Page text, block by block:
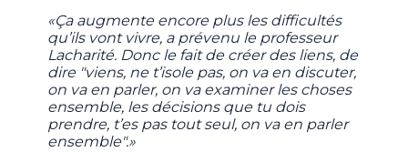
«Ça augmente encore plus les difficultés
qu’ils vont vivre, a prévenu le professeur
Lacharité. Donc le fait de créer des liens, de
dire "viens, ne t’isole pas, on va en discuter,
on va en parler, on va examiner les choses
ensemble, les décisions que tu dois
prendre, t’es pas tout seul, on va en parler
ensemble".»